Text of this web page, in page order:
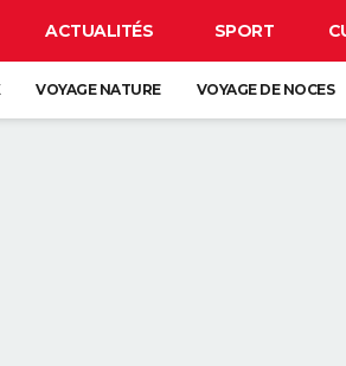
ACTUALITÉS SPORT
VOYAGE NATURE VOYAGE DE NOCES